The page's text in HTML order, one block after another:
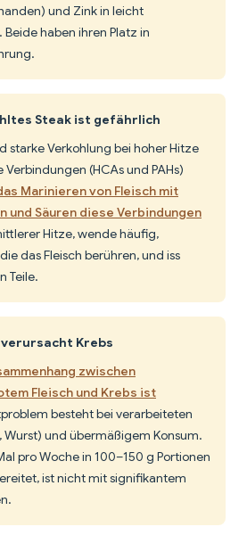
und Zink in leicht
haben ihren Platz in
Steak ist gefährlich
starke Verkohlung bei hoher Hitze
(HCAs und PAHs)
Marinieren von Fleisch mit
und Säuren diese Verbindungen
Hitze, wende häufig,
das Fleisch berühren, und iss
Teile.
verursacht Krebs
zwischen
Fleisch und Krebs ist
besteht bei verarbeiteten
Wurst) und übermäßigem Konsum.
pro Woche in 100–150 g Portionen
ist nicht mit signifikantem